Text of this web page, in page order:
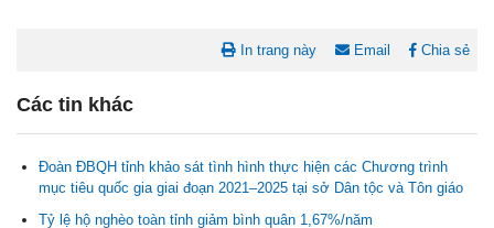
In trang này Email Chia sẻ
Các tin khác
Đoàn ĐBQH tỉnh khảo sát tình hình thực hiện các Chương trình
mục tiêu quốc gia giai đoạn 2021–2025 tại sở Dân tộc và Tôn giáo
Tỷ lệ hộ nghèo toàn tỉnh giảm bình quân 1,67%/năm